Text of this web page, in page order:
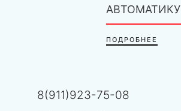
АВТОМАТИКУ
ПОДРОБНЕЕ
8(911)923-75-08